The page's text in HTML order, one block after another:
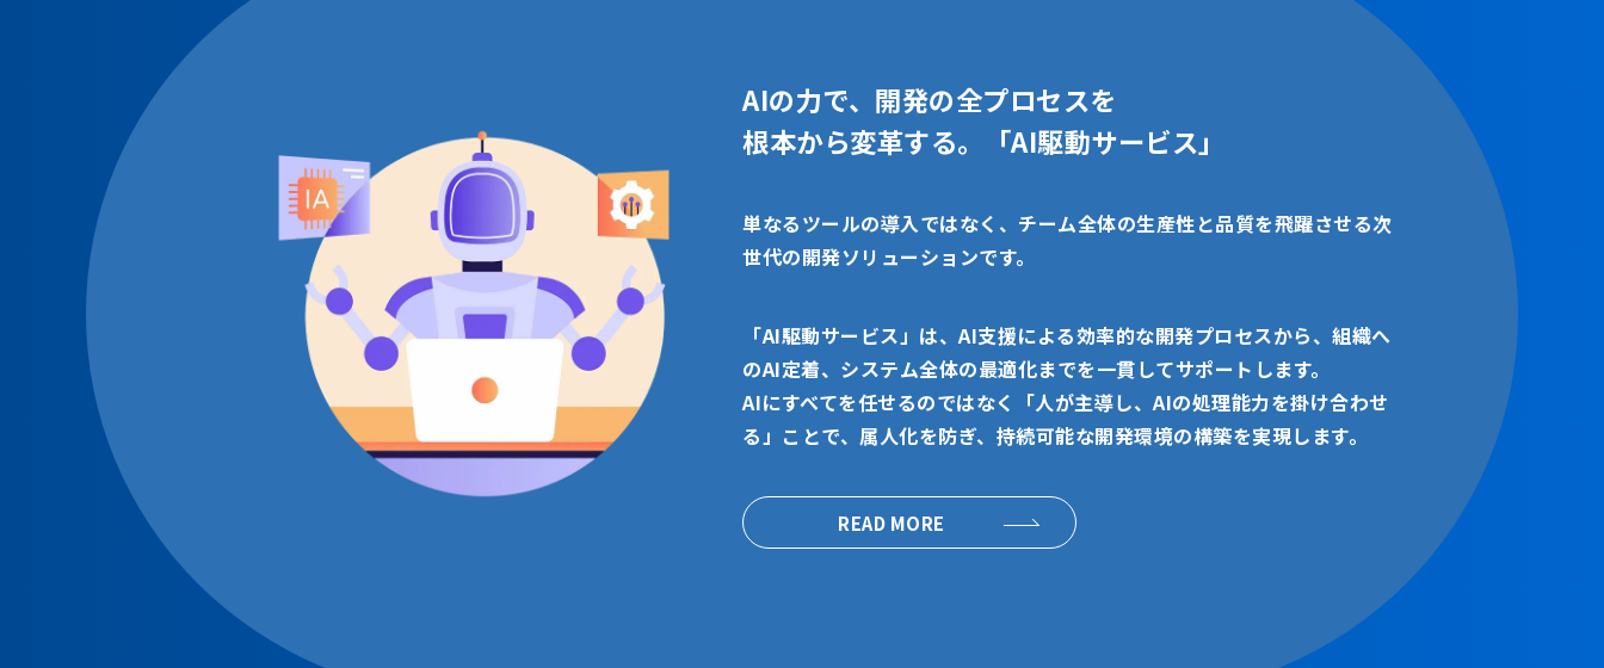
AIの力で、開発の全プロセスを
根本から変革する。「AI駆動サービス」
単なるツールの導入ではなく、チーム全体の生産性と品質を飛躍させる次
世代の開発ソリューションです。
「AI駆動サービス」は、AI支援による効率的な開発プロセスから、組織へ
のAI定着、システム全体の最適化までを一貫してサポートします。
AIにすべてを任せるのではなく「人が主導し、AIの処理能力を掛け合わせ
る」ことで、属人化を防ぎ、持続可能な開発環境の構築を実現します。
READ MORE